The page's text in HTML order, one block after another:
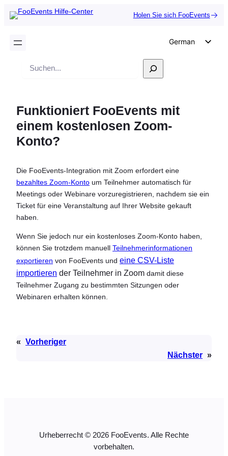
Holen Sie sich FooEvents
German
Italian
Portuguese
Czech
Greek
Suche
Funktioniert FooEvents mit
einem kostenlosen Zoom-
Konto?
Die FooEvents-Integration mit Zoom erfordert eine
bezahltes Zoom-Konto um Teilnehmer automatisch für
Meetings oder Webinare vorzuregistrieren, nachdem sie ein
Ticket für eine Veranstaltung auf Ihrer Website gekauft
haben.
Wenn Sie jedoch nur ein kostenloses Zoom-Konto haben,
können Sie trotzdem manuell Teilnehmerinformationen
exportieren von FooEvents und eine CSV-Liste
importieren der Teilnehmer in Zoom damit diese
Teilnehmer Zugang zu bestimmten Sitzungen oder
Webinaren erhalten können.
« Vorheriger
Nächster »
Urheberrecht © 2026 FooEvents. Alle Rechte
vorbehalten.